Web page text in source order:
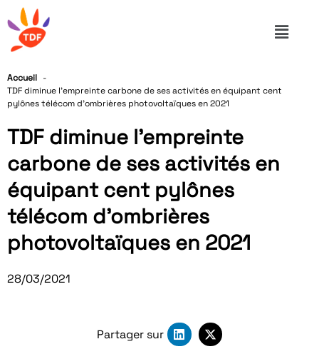
Accueil
TDF diminue l’empreinte carbone de ses activités en équipant cent
pylônes télécom d’ombrières photovoltaïques en 2021
TDF diminue l’empreinte
carbone de ses activités en
équipant cent pylônes
télécom d’ombrières
photovoltaïques en 2021
28/03/2021
Partager sur